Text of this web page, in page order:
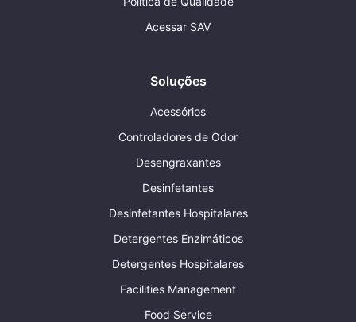
Acessar SAV
Soluções
Acessórios
Controladores de Odor
Desengraxantes
Desinfetantes
Desinfetantes Hospitalares
Detergentes Enzimáticos
Detergentes Hospitalares
Facilities Management
Food Service